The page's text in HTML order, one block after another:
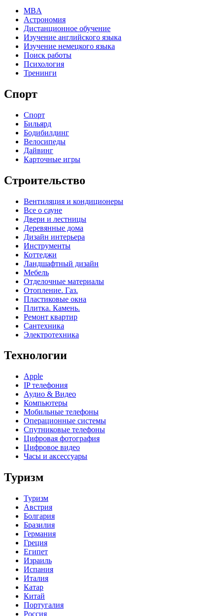
MBA
Астрономия
Дистанционное обучение
Изучение английского языка
Изучение немецкого языка
Поиск работы
Психология
Тренинги
Спорт
Спорт
Бильярд
Бодибилдинг
Велосипеды
Дайвинг
Карточные игры
Строительство
Вентиляция и кондиционеры
Все о сауне
Двери и лестницы
Деревянные дома
Дизайн интерьера
Инструменты
Коттеджи
Ландшафтный дизайн
Мебель
Отделочные материалы
Отопление. Газ.
Пластиковые окна
Плитка. Камень.
Ремонт квартир
Сантехника
Электротехника
Технологии
Apple
IP телефония
Аудио & Видео
Компьютеры
Мобильные телефоны
Операционные системы
Спутниковые телефоны
Цифровая фотография
Цифровое видео
Часы и аксессуары
Туризм
Туризм
Австрия
Болгария
Бразилия
Германия
Греция
Египет
Израиль
Испания
Италия
Катар
Китай
Португалия
Россия